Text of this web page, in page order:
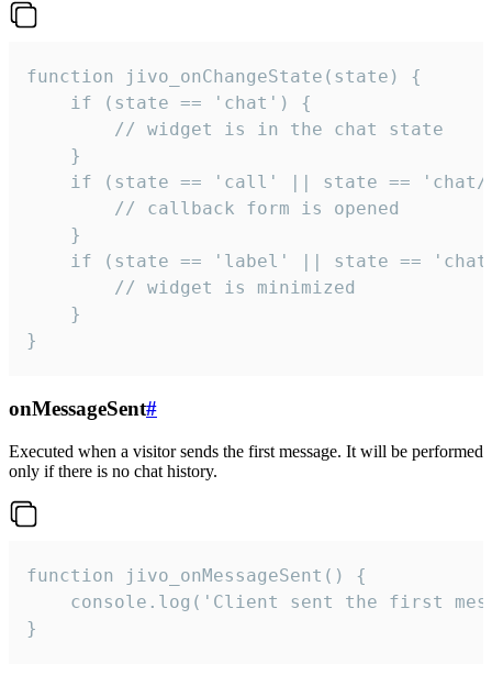
function jivo_onChangeState(state) {
    if (state == 'chat') {
        // widget is in the chat state
    }
if (state == 'call' || state ==
        // callback form is opened
    }
if (state == 'label' || state ==
        // widget is minimized
    }
}
onMessageSent#
Executed when a visitor sends the first message. It will be performed
only if there is no chat history.
function jivo_onMessageSent() {
console.log('Client sent the first
}